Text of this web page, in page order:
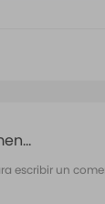
escribir un